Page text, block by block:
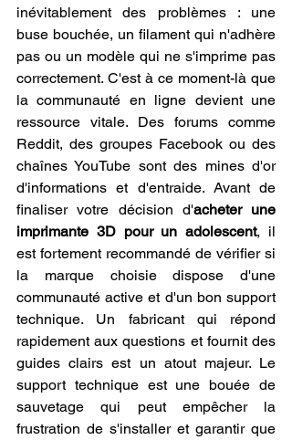
inévitablement des problèmes : une
buse bouchée, un filament qui n'adhère
pas ou un modèle qui ne s'imprime pas
correctement. C'est à ce moment-là que
la communauté en ligne devient une
ressource vitale. Des forums comme
Reddit, des groupes Facebook ou des
chaînes YouTube sont des mines d'or
d'informations et d'entraide. Avant de
finaliser votre décision d'acheter une
imprimante 3D pour un adolescent, il
est fortement recommandé de vérifier si
la marque choisie dispose d'une
communauté active et d'un bon support
technique. Un fabricant qui répond
rapidement aux questions et fournit des
guides clairs est un atout majeur. Le
support technique est une bouée de
sauvetage qui peut empêcher la
frustration de s'installer et garantir que